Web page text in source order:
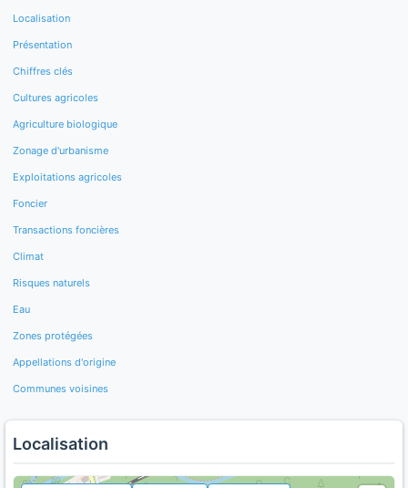
Localisation
Présentation
Chiffres clés
Cultures agricoles
Agriculture biologique
Zonage d'urbanisme
Exploitations agricoles
Foncier
Transactions foncières
Climat
Risques naturels
Eau
Zones protégées
Appellations d'origine
Communes voisines
Localisation